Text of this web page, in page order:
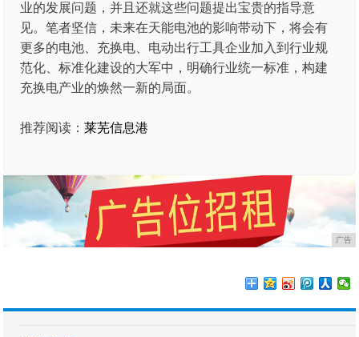
业的发展问题，并且还就这些问题提出宝贵的指导意
见。笔者坚信，未来在天能电池的影响带动下，将会有
更多的电池、充换电、电动出行工具企业加入到行业规
范化、标准化建设的大军中，明确行业统一标准，构建
充换电产业的焕然一新的局面。
推荐阅读：莱芜信息港
广告